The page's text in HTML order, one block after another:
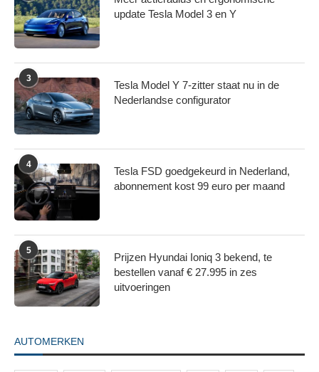
update Tesla Model 3 en Y
3
Tesla Model Y 7-zitter staat nu in de
Nederlandse configurator
4
Tesla FSD goedgekeurd in Nederland,
abonnement kost 99 euro per maand
5
Prijzen Hyundai Ioniq 3 bekend, te
bestellen vanaf € 27.995 in zes
uitvoeringen
AUTOMERKEN